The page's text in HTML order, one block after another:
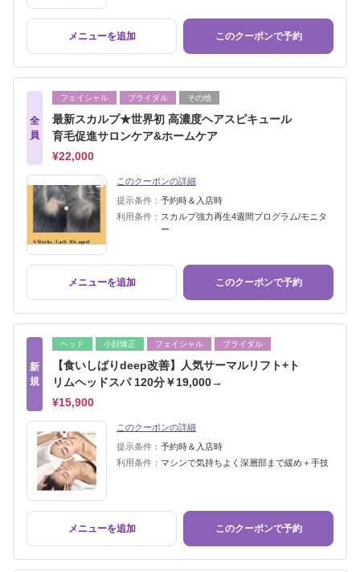
メニューを追加 このクーポンで予約
全
員
フェイシャル ブライダル その他
最新スカルプ★世界初 高濃度ヘアスピキュール
育毛促進サロンケア&ホームケア
¥22,000
このクーポンの詳細
提示条件： 予約時＆入店時
利用条件： スカルプ強力再生4週間プログラム/モニタ
ー
メニューを追加 このクーポンで予約
新
規
ヘッド 小顔矯正 フェイシャル ブライダル
【食いしばりdeep改善】人気サーマルリフト+ト
リムヘッドスパ 120分￥19,000→
¥15,900
このクーポンの詳細
提示条件： 予約時＆入店時
利用条件： マシンで気持ちよく深層部まで緩め＋手技
メニューを追加 このクーポンで予約